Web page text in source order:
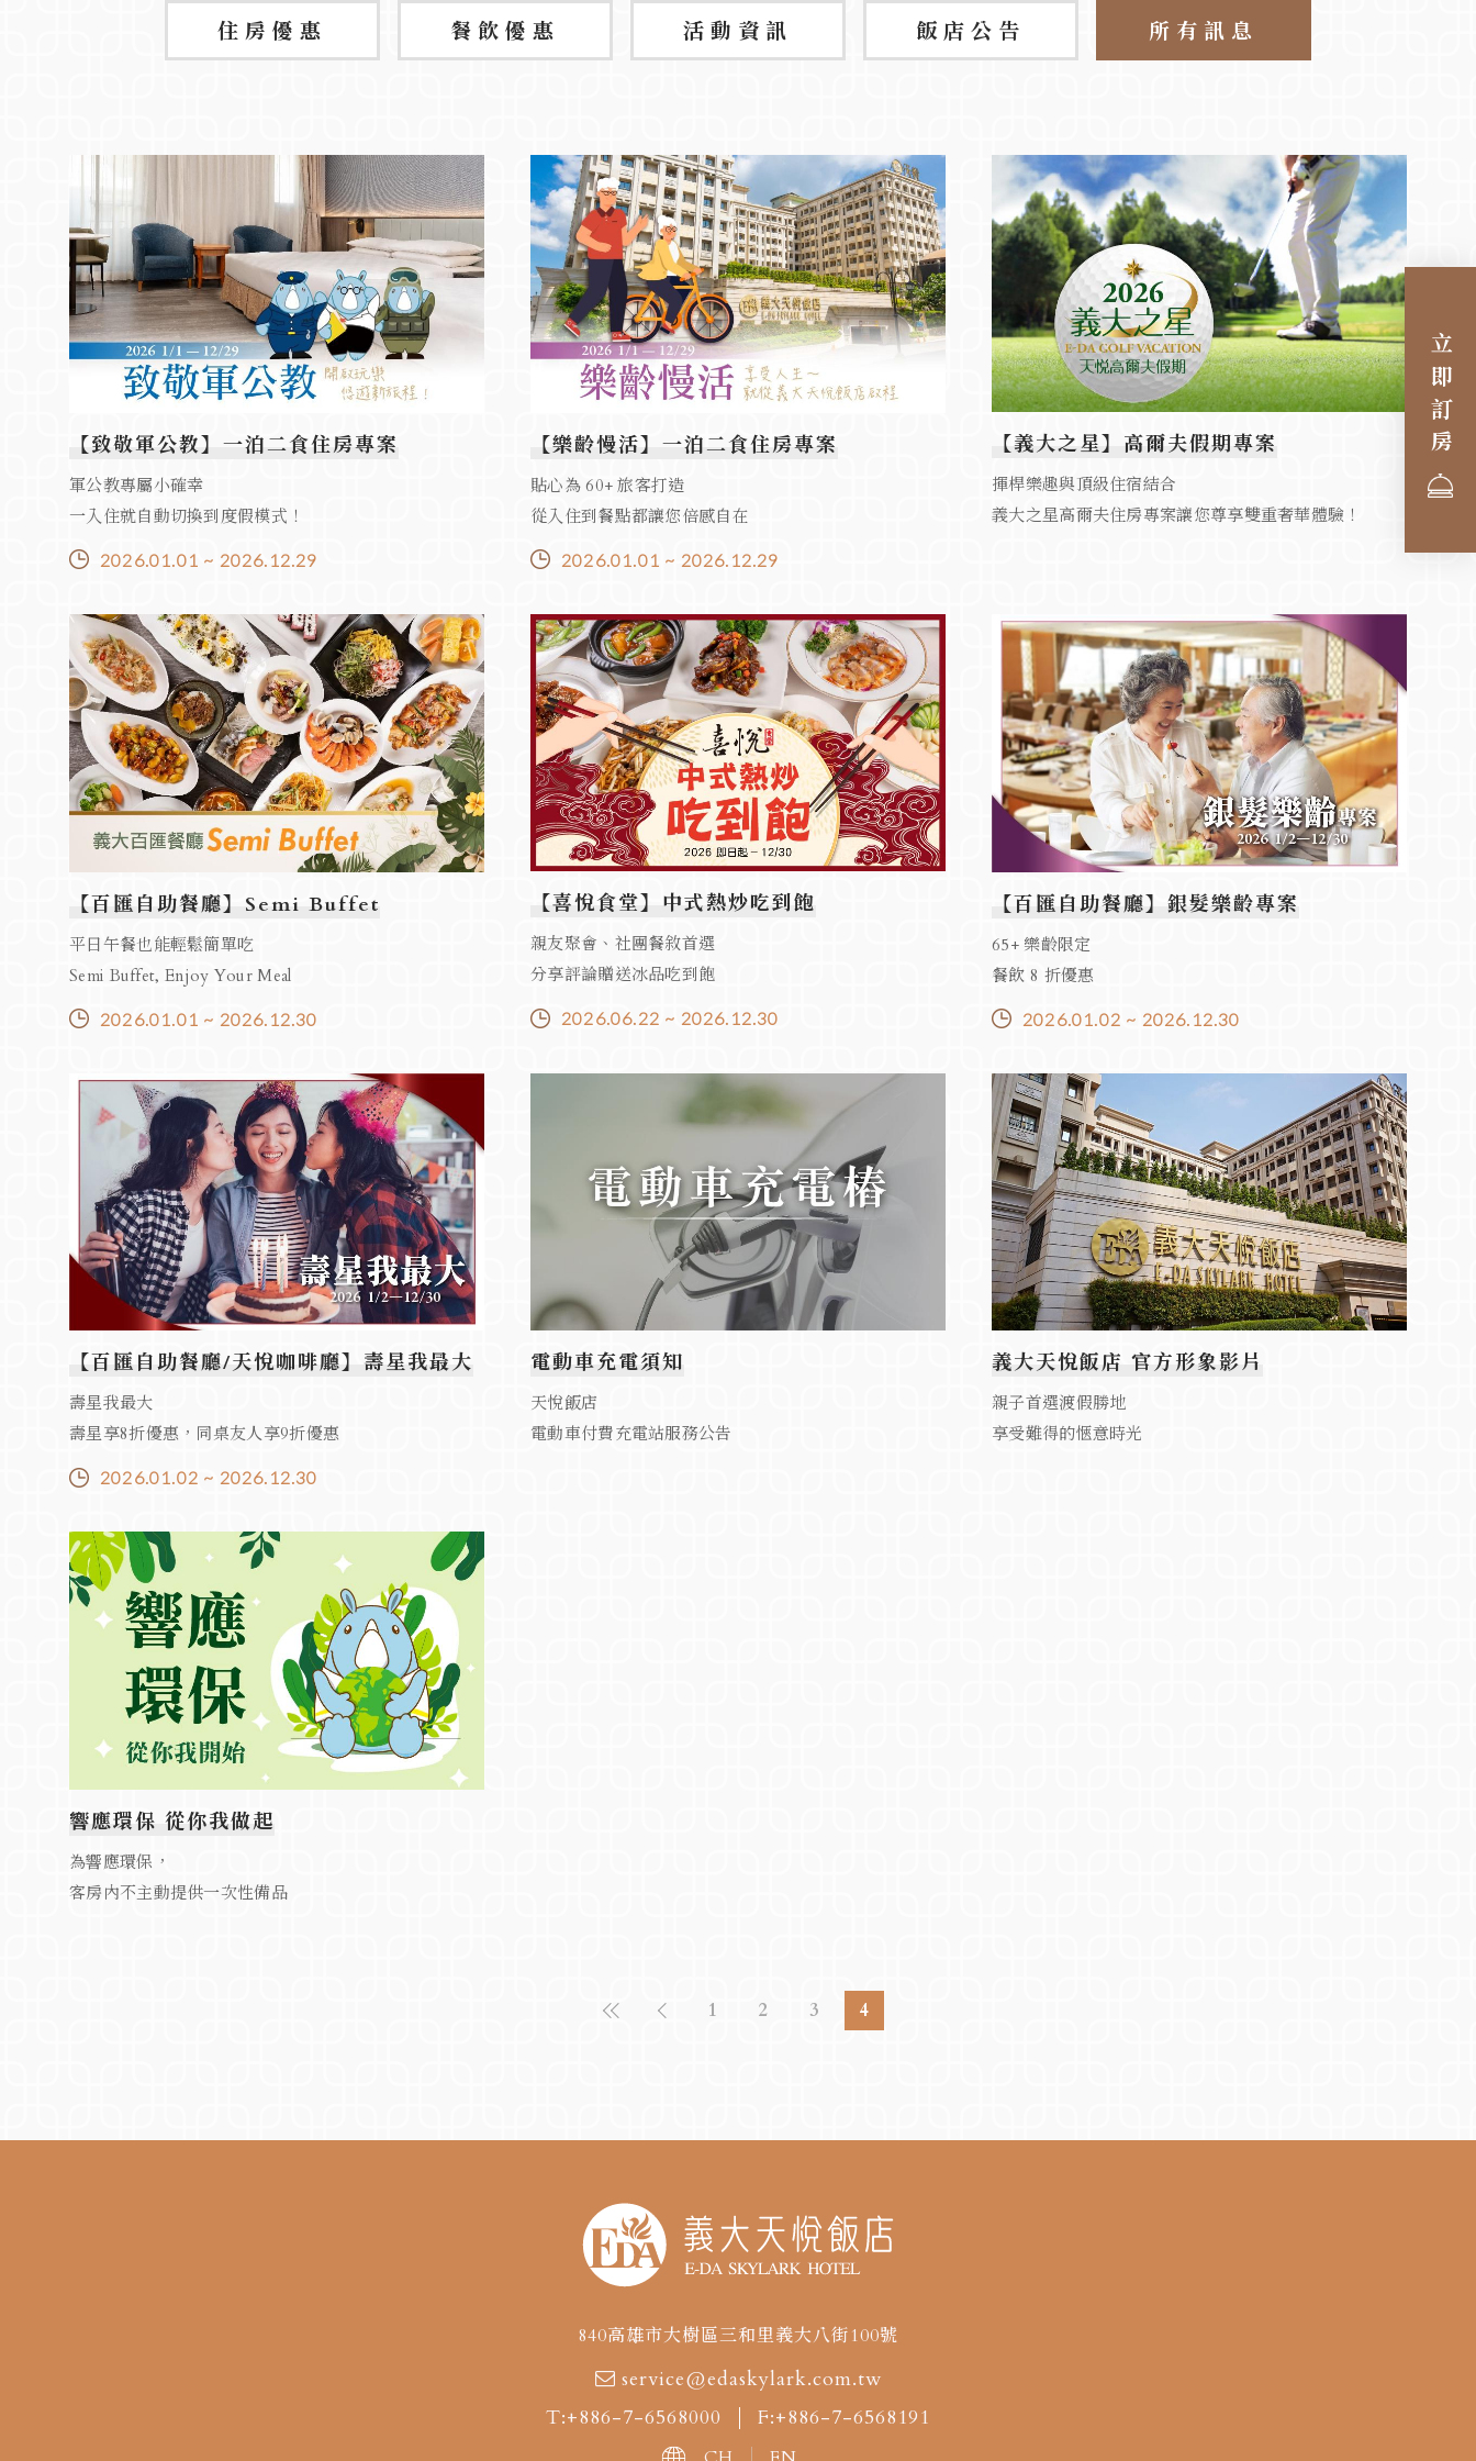
住房優惠 餐飲優惠 活動資訊 飯店公告 所有訊息
【致敬軍公教】一泊二食住房專案
軍公教專屬小確幸
一入住就自動切換到度假模式！
2026.01.01 ~ 2026.12.29
【樂齡慢活】一泊二食住房專案
貼心為 60+ 旅客打造
從入住到餐點都讓您倍感自在
2026.01.01 ~ 2026.12.29
【義大之星】高爾夫假期專案
揮桿樂趣與頂級住宿結合
義大之星高爾夫住房專案讓您尊享雙重奢華體驗！
【百匯自助餐廳】Semi Buffet
平日午餐也能輕鬆簡單吃
Semi Buffet, Enjoy Your Meal
2026.01.01 ~ 2026.12.30
【喜悅食堂】中式熱炒吃到飽
親友聚會、社團餐敘首選
分享評論贈送冰品吃到飽
2026.06.22 ~ 2026.12.30
【百匯自助餐廳】銀髮樂齡專案
65+ 樂齡限定
餐飲 8 折優惠
2026.01.02 ~ 2026.12.30
【百匯自助餐廳/天悅咖啡廳】壽星我最大
壽星我最大
壽星享8折優惠，同桌友人享9折優惠
2026.01.02 ~ 2026.12.30
電動車充電須知
天悅飯店
電動車付費充電站服務公告
義大天悅飯店 官方形象影片
親子首選渡假勝地
享受難得的愜意時光
響應環保 從你我做起
為響應環保，
客房內不主動提供一次性備品
1 2 3 4
840高雄市大樹區三和里義大八街100號
service@edaskylark.com.tw
T:+886-7-6568000
F:+886-7-6568191
立即訂房